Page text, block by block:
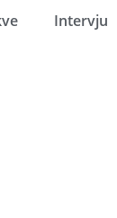
Intervju